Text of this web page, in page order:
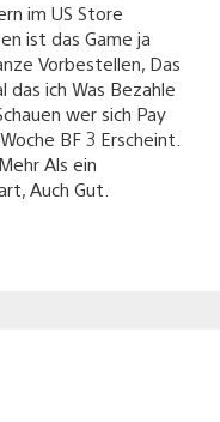
im US Store
ist das Game ja
Vorbestellen, Das
ich Was Bezahle
wer sich Pay
BF 3 Erscheint.
Als ein
Auch Gut.